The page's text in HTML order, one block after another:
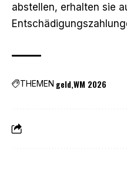
abstellen, erhalten sie
THEMEN geldWM 2026